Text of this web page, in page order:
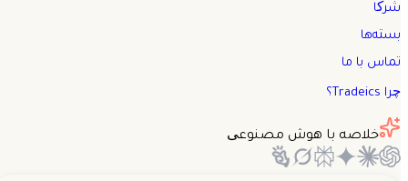
شرکا
بسته‌ها
تماس با ما
چرا Tradeics؟
خلاصه با هوش مصنوعی